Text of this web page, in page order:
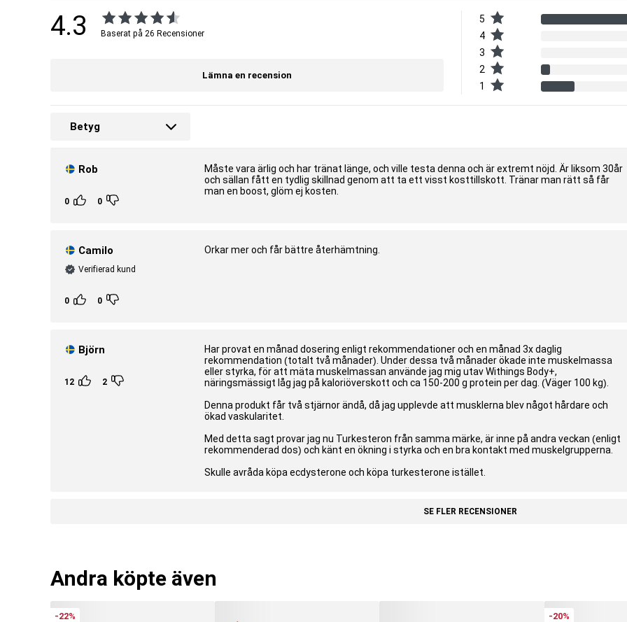
Tillverkare:
JACKED
EAN:
7650044509767
4.3 Baserat på 26 Recensioner
Lämna en recension
5
4
3
2
1
Betyg
Rob
0 0
Måste vara ärlig och har tränat länge, och ville testa denna och är extremt nöjd. Är liksom 30år
och sällan fått en tydlig skillnad genom att ta ett visst kosttillskott. Tränar man rätt så får
man en boost, glöm ej kosten.
Camilo
Verifierad kund
0 0
Orkar mer och får bättre återhämtning.
Björn
12 2
Har provat en månad dosering enligt rekommendationer och en månad 3x daglig
rekommendation (totalt två månader). Under dessa två månader ökade inte muskelmassa
eller styrka, för att mäta muskelmassan använde jag mig utav Withings Body+,
näringsmässigt låg jag på kaloriöverskott och ca 150-200 g protein per dag. (Väger 100 kg).
Denna produkt får två stjärnor ändå, då jag upplevde att musklerna blev något hårdare och
ökad vaskularitet.
Med detta sagt provar jag nu Turkesteron från samma märke, är inne på andra veckan (enligt
rekommenderad dos) och känt en ökning i styrka och en bra kontakt med muskelgrupperna.
Skulle avråda köpa ecdysterone och köpa turkesterone istället.
SE FLER RECENSIONER
Andra köpte även
-22% -20%